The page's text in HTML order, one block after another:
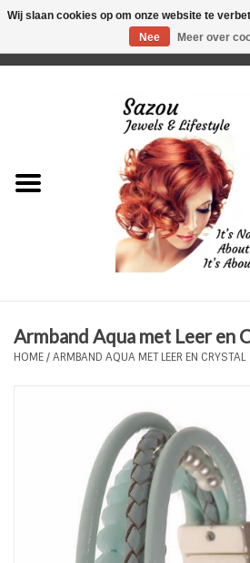
Just for Him
Plus Size Sieraden
Tassen en meer
Haaraccesoires
Zonnebrillen
Armband Aqua met Leer en
HOME/ARMBAND AQUA MET LEER EN CRYSTAL
Wij slaan cookies op om onze website te
Nee
Meer over